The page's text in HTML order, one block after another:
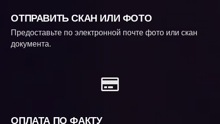
ОТПРАВИТЬ СКАН ИЛИ ФОТО
Предоставьте по электронной почте фото или скан
документа.
ОПЛАТА ПО ФАКТУ